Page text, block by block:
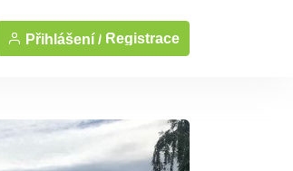
Přihlášení / Registrace